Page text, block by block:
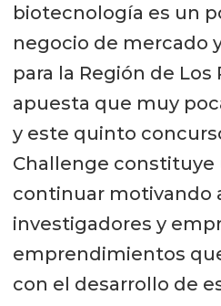
biotecnología es un
negocio de mercado
para la Región de Los
apuesta que muy
y este quinto
Challenge constituye
continuar motivando
investigadores y
emprendimientos
con el desarrollo de